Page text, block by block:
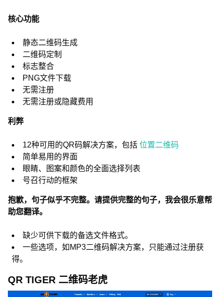
核心功能
静态二维码生成
二维码定制
标志整合
PNG文件下载
无需注册
无需注册或隐藏费用
利弊
12种可用的QR码解决方案，包括 位置二维码
简单易用的界面
眼睛、图案和颜色的全面选择列表
号召行动的框架
抱歉，句子似乎不完整。请提供完整的句子，我会很乐意帮
助您翻译。
缺少可供下载的备选文件格式。
一些选项，如MP3二维码解决方案，只能通过注册获
得。
QR TIGER 二维码老虎